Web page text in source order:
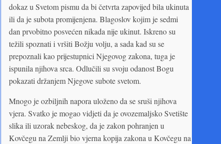
dokaz u Svetom pismu da bi četvrta zapovijed bila ukinuta
ili da je subota promijenjena. Blagoslov kojim je sedmi
dan prvobitno posvećen nikada nije ukinut. Iskreno su
težili spoznati i vršiti Božju volju, a sada kad su se
prepoznali kao prijestupnici Njegovog zakona, tuga je
ispunila njihova srca. Odlučili su svoju odanost Bogu
pokazati držanjem Njegove subote svetom.
Mnogo je ozbiljnih napora uloženo da se sruši njihova
vjera. Svatko je mogao vidjeti da je ovozemaljsko Svetište
slika ili uzorak nebeskog, da je zakon pohranjen u
Kovčegu na Zemlji bio vjerna kopija zakona u Kovčegu na